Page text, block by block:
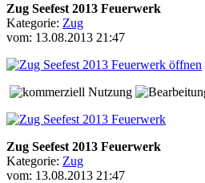
Zug Seefest 2013 Feuerwerk
Kategorie: Zug
vom: 13.08.2013 21:47
Zug Seefest 2013 Feuerwerk
Kategorie: Zug
vom: 13.08.2013 21:47